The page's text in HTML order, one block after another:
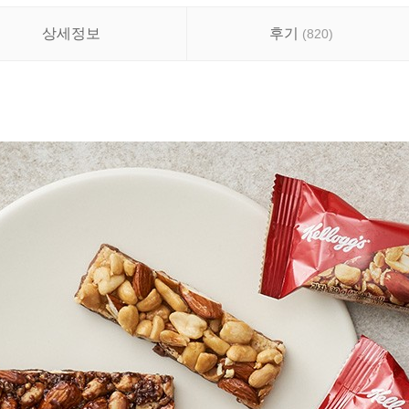
상세정보 후기 (820)